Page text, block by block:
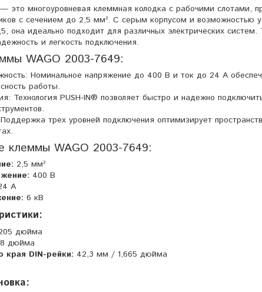
это многоуровневая клеммная колодка с рабочими слотами,
с сечением до 2,5 мм². С серым корпусом и возможностью
она идеально подходит для различных электрических систем.
и легкость подключения.
WAGO 2003-7649:
Номинальное напряжение до 400 В и ток до 24 А
работы.
Технология PUSH-IN® позволяет быстро и надежно
трех уровней подключения оптимизирует
клеммы WAGO 2003-7649:
2,5 мм²
400 В
А
6 кВ
дюйма
дюйма
края DIN-рейки: 42,3 мм / 1,665 дюйма